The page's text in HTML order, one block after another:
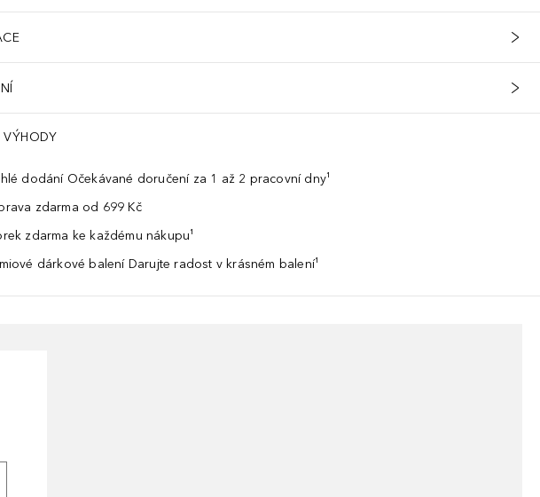
VÝHODY
dodání Očekávané doručení za 1 až 2 pracovní dny¹
zdarma od 699 Kč
zdarma ke každému nákupu¹
dárkové balení Darujte radost v krásném balení¹